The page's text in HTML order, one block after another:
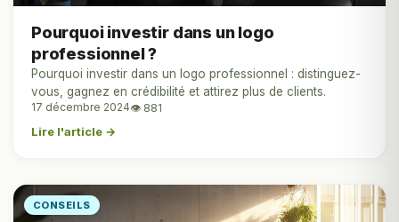
Pourquoi investir dans un logo
professionnel ?
Pourquoi investir dans un logo professionnel : distinguez-
vous, gagnez en crédibilité et attirez plus de clients.
17 décembre 2024👁 881
Lire l'article →
CONSEILS